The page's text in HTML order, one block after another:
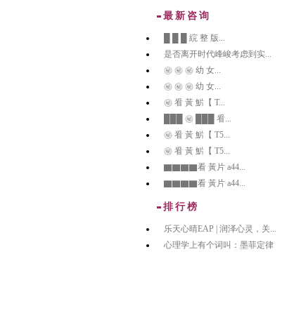
最新咨询
█ █ █ 綄 整 版...
是否离开时代峰峻考虑到实...
㊙️ ㊙️ ㊙️ 幼 女...
㊙️ ㊙️ ㊙️ 幼 女...
㊙️ 㸔 黃 魸【 T...
███ ㊙️ ███ 㸔...
㊙️ 㸔 黃 魸【 T5...
㊙️ 㸔 黃 魸【 T5...
▇▇▇▇看 黃片 a44...
▇▇▇▇看 黃片 a44...
排行榜
乐天心晴EAP | 润泽心灵，关...
心理学上有个词叫：墨菲定律